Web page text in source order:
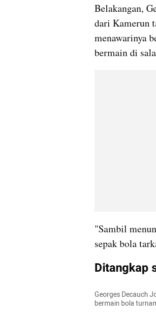
Belakangan,
dari Kamerun
menawarinya
bermain di
"Sambil
sepak bola
Ditangkap
Georges Decauch
bermain bola